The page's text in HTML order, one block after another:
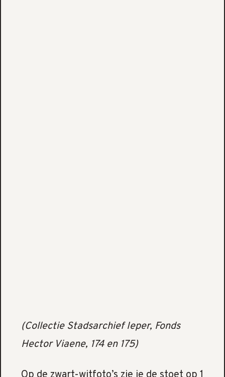
(Collectie Stadsarchief Ieper, Fonds
Hector Viaene, 174 en 175)